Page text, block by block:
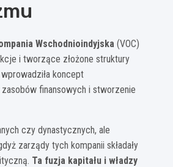
Wschodnioindyjska (VOC)
i tworzące złożone struktury
koncept
finansowych i stworzenie
czy dynastycznych, ale
zarządy tych kompanii składały
Ta fuzja kapitału i władzy